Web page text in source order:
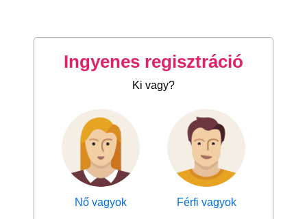
Ingyenes regisztráció
Ki vagy?
Nő vagyok Férfi vagyok